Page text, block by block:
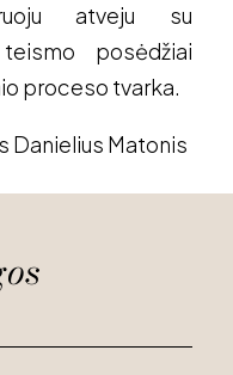
atveju su
posėdžiai
proceso tvarka.
Danielius Matonis